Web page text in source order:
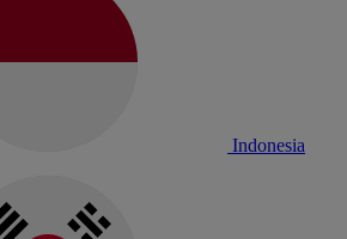
Indonesia